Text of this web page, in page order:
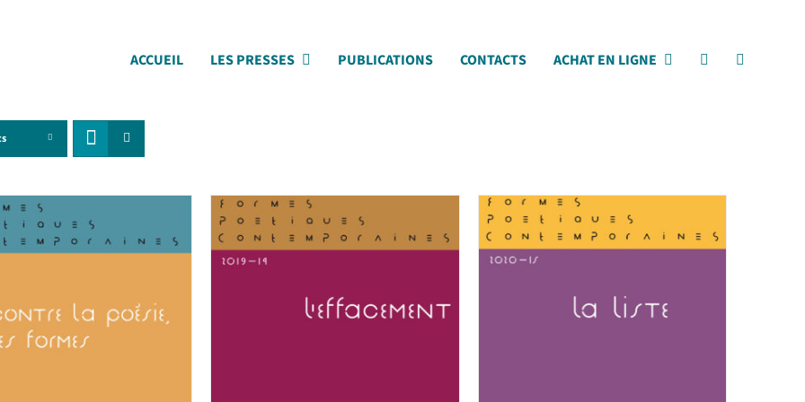
ACCUEIL LES PRESSES PUBLICATIONS CONTACTS ACHAT EN LIGNE